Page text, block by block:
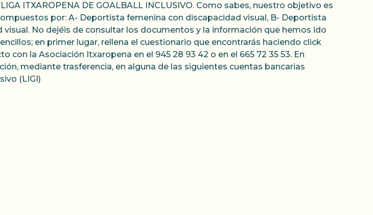
ITXAROPENA DE GOALBALL INCLUSIVO. Como sabes, nuestro objetivo es
por: A- Deportista femenina con discapacidad visual, B- Deportista
No dejéis de consultar los documentos y la información que hemos ido
en primer lugar, rellena el cuestionario que encontrarás haciendo click
la Asociación Itxaropena en el 945 28 93 42 o en el 665 72 35 53. En
mediante trasferencia, en alguna de las siguientes cuentas bancarias
(LIGI)